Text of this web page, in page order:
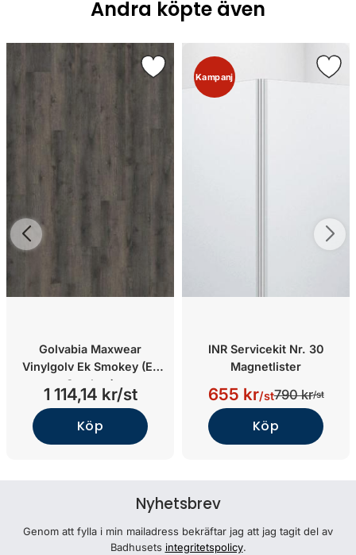
Andra köpte även
Golvabia Maxwear
Vinylgolv Ek Smokey (Ek
Smokey)
1 114,14 kr/st
Köp
Kampanj
INR Servicekit Nr. 30
Magnetlister
655 kr/st790 kr/st
Köp
Nyhetsbrev
Genom att fylla i min mailadress bekräftar jag att jag tagit del av
Badhusets integritetspolicy.